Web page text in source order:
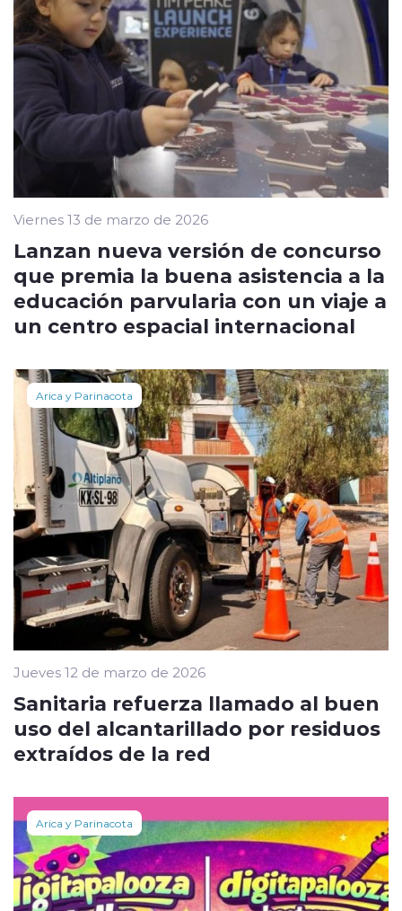
Viernes 13 de marzo de 2026
Lanzan nueva versión de concurso
que premia la buena asistencia a la
educación parvularia con un viaje a
un centro espacial internacional
Arica y Parinacota
Jueves 12 de marzo de 2026
Sanitaria refuerza llamado al buen
uso del alcantarillado por residuos
extraídos de la red
Arica y Parinacota